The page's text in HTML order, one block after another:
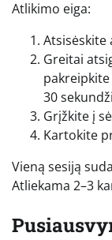
Atlikimo eiga:
Atsisėskite
Greitai
30
Grįžkite į
Kartokite
Vieną sesiją
Atliekama 2–3